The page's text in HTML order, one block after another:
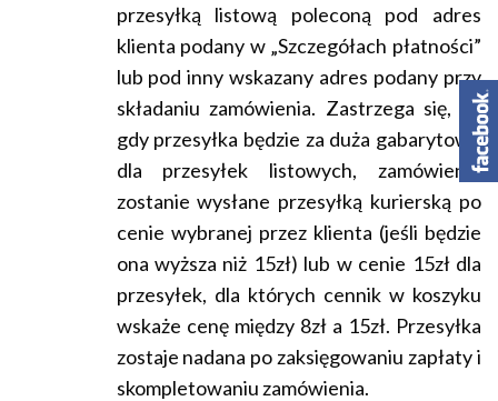
przesyłką listową poleconą pod adres
klienta podany w „Szczegółach płatności”
lub pod inny wskazany adres podany przy
składaniu zamówienia. Zastrzega się, że
gdy przesyłka będzie za duża gabarytowo
dla przesyłek listowych, zamówienie
zostanie wysłane przesyłką kurierską po
cenie wybranej przez klienta (jeśli będzie
ona wyższa niż 15zł) lub w cenie 15zł dla
przesyłek, dla których cennik w koszyku
wskaże cenę między 8zł a 15zł. Przesyłka
zostaje nadana po zaksięgowaniu zapłaty i
skompletowaniu zamówienia.